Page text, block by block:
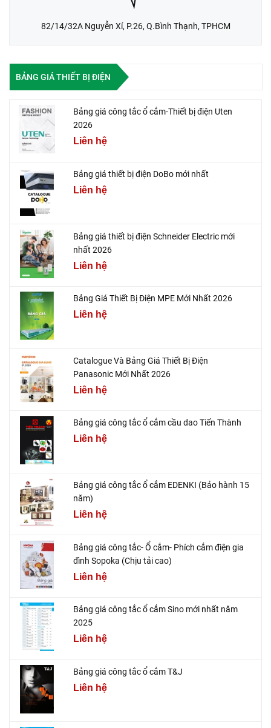
82/14/32A Nguyễn Xí, P.26, Q.Bình Thạnh, TPHCM
BẢNG GIÁ THIẾT BỊ ĐIỆN
Bảng giá công tắc ổ cắm-Thiết bị điện Uten
2026
Liên hệ
Bảng giá thiết bị điện DoBo mới nhất
Liên hệ
Bảng giá thiết bị điện Schneider Electric mới
nhất 2026
Liên hệ
Bảng Giá Thiết Bị Điện MPE Mới Nhất 2026
Liên hệ
Catalogue Và Bảng Giá Thiết Bị Điện
Panasonic Mới Nhất 2026
Liên hệ
Bảng giá công tắc ổ cắm cầu dao Tiến Thành
Liên hệ
Bảng giá công tắc ổ cắm EDENKI (Bảo hành 15
năm)
Liên hệ
Bảng giá công tắc- Ổ cắm- Phích cắm điện gia
đình Sopoka (Chịu tải cao)
Liên hệ
Bảng giá công tắc ổ cắm Sino mới nhất năm
2025
Liên hệ
Bảng giá công tắc ổ cắm T&J
Liên hệ